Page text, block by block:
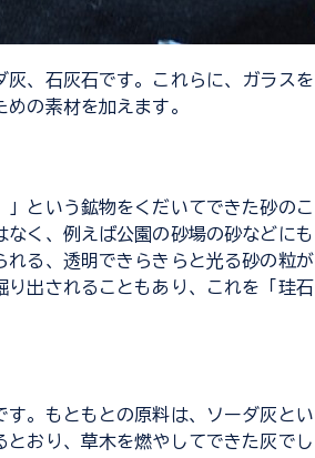
、石灰石です。これらに、ガラスを
の素材を加えます。
という鉱物をくだいてできた砂のこ
く、例えば公園の砂場の砂などにも
る、透明できらきらと光る砂の粒が
出されることもあり、これを「珪石
。もともとの原料は、ソーダ灰とい
おり、草木を燃やしてできた灰でし